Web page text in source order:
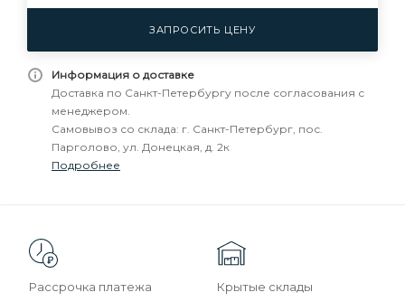
ЗАПРОСИТЬ ЦЕНУ
Информация о доставке
Доставка по Санкт-Петербургу после согласования с
менеджером.
Самовывоз со склада: г. Санкт-Петербург, пос.
Парголово, ул. Донецкая, д. 2к
Подробнее
Рассрочка платежа Крытые склады